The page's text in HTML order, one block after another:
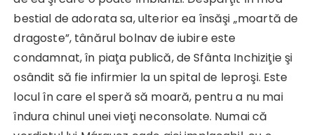
bestial de adorata sa, ulterior ea însăşi „moartă de
dragoste”, tânărul bolnav de iubire este
condamnat, în piaţa publică, de Sfânta Inchiziţie şi
osândit să fie infirmier la un spital de leproşi. Este
locul în care el speră să moară, pentru a nu mai
îndura chinul unei vieţi neconsolate. Numai că